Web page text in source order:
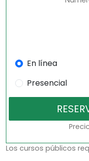
En línea
Presencial
Los cursos públicos